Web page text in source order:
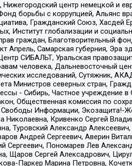
центр немецкой и
борьбы с коррупцией,
Гражданский Союз,
Институт глобализации и
граждан, Благотворительный
Апрель, Самарская губерния,
СИБАЛЬТ, Уральская
человека, Дальневосточный
исследований, Сутяжник,
Министров северных стран,
- Сибирь, Частное учреждение
Общественная комиссия по
Свободы Информации, Экозащита!-
Николаевна, Кривенко Сергей
Туровский Александр
Андрей Сергеевич, Аверин
Пономарев Лев
Щаров Сергей Алексадрович,
Паркер Марина Петровна,